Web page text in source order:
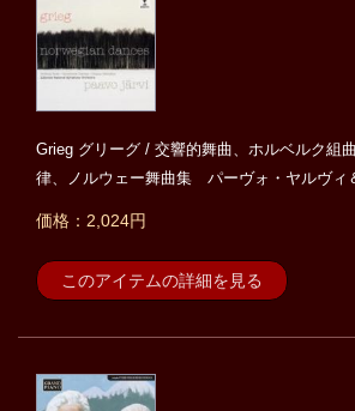
Grieg グリーグ / 交響的舞曲、ホルベルク組
律、ノルウェー舞曲集 パーヴォ・ヤルヴィ
価格：2,024円
このアイテムの詳細を見る